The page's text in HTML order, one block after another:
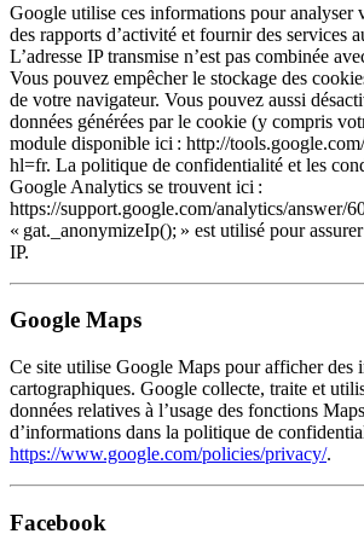
Google utilise ces informations pour analyser
des rapports d’activité et fournir des services
L’adresse IP transmise n’est pas combinée
Vous pouvez empêcher le stockage des
de votre navigateur. Vous pouvez aussi
données générées par le cookie (y compris
module disponible ici : http://
hl=fr. La politique de confidentialité et les
Google Analytics se trouvent ici :
https://support.google.com/analytics/answer/
« gat._anonymizeIp(); » est utilisé pour
IP.
Google Maps
Ce site utilise Google Maps pour afficher des
cartographiques. Google collecte, traite et
données relatives à l’usage des fonctions
d’informations dans la politique de
https://www.google.com/policies/privacy/.
Facebook